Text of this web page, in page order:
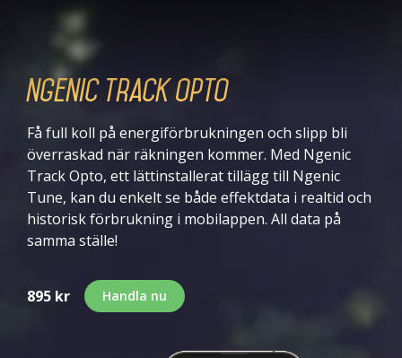
Ngenic Track Opto
Få full koll på energiförbrukningen och slipp bli
överraskad när räkningen kommer. Med Ngenic
Track Opto, ett lättinstallerat tillägg till Ngenic
Tune, kan du enkelt se både effektdata i realtid och
historisk förbrukning i mobilappen. All data på
samma ställe!
895 kr Handla nu